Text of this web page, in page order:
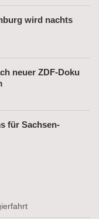
wird nachts
neuer ZDF-Doku
für Sachsen-